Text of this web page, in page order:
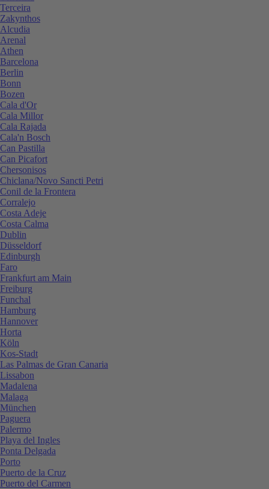
Terceira
Zakynthos
Alcudia
Arenal
Athen
Barcelona
Berlin
Bonn
Bozen
Cala d'Or
Cala Millor
Cala Rajada
Cala'n Bosch
Can Pastilla
Can Picafort
Chersonisos
Chiclana/Novo Sancti Petri
Conil de la Frontera
Corralejo
Costa Adeje
Costa Calma
Dublin
Düsseldorf
Edinburgh
Faro
Frankfurt am Main
Freiburg
Funchal
Hamburg
Hannover
Horta
Köln
Kos-Stadt
Las Palmas de Gran Canaria
Lissabon
Madalena
Malaga
München
Paguera
Palermo
Playa del Ingles
Ponta Delgada
Porto
Puerto de la Cruz
Puerto del Carmen